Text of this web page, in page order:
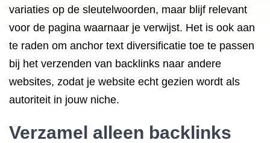
variaties op de sleutelwoorden, maar blijf relevant
voor de pagina waarnaar je verwijst. Het is ook aan
te raden om anchor text diversificatie toe te passen
bij het verzenden van backlinks naar andere
websites, zodat je website echt gezien wordt als
autoriteit in jouw niche.
Verzamel alleen backlinks